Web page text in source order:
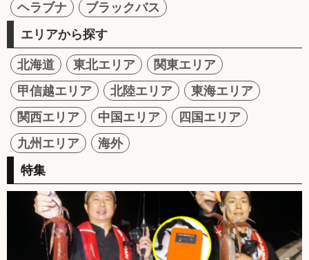
ヘラブナ
ブラックバス
エリアから探す
北海道 東北エリア
関東エリア
甲信越エリア
北陸エリア
東海エリア
関西エリア
中国エリア
四国エリア
九州エリア
海外
特集